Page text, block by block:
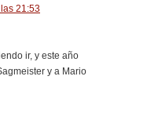
21:53
ir, y este año
y a Mario